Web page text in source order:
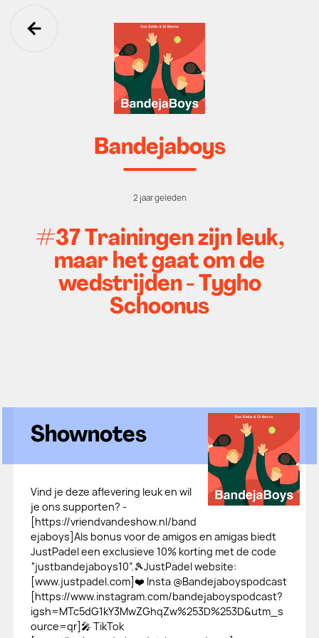
Ga terug
Bandejaboys
2 jaar geleden
#37 Trainingen zijn leuk,
maar het gaat om de
wedstrijden - Tygho
Schoonus
Shownotes
Vind je deze aflevering leuk en wil
je ons supporten? -
[https://vriendvandeshow.nl/band
ejaboys]Als bonus voor de amigos en amigas biedt
JustPadel een exclusieve 10% korting met de code
“justbandejaboys10”.🎾JustPadel website:
[www.justpadel.com]❤️ Insta @Bandejaboyspodcast
[https://www.instagram.com/bandejaboyspodcast?
igsh=MTc5dG1kY3MwZGhqZw%253D%253D&utm_s
ource=qr]🎤 TikTok